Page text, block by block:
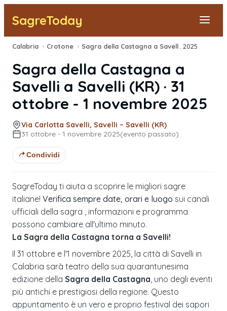
SagreToday
Segnala una sagra
Tutte le Sagre
Vicino a Me
Calabria › Crotone › ›
2025
Sagra della Castagna a
Savelli a Savelli (KR) · 31
ottobre - 1 novembre 2025
Via Carlotta Savelli, Savelli – Savelli (KR)
31 ottobre - 1 novembre 2025(evento passato)
Condividi
SagreToday ti aiuta a scoprire le migliori sagre
italiane! Verifica sempre date, orari e luogo sui canali
ufficiali della sagra , informazioni e programma
possono cambiare all'ultimo minuto.
La Sagra della Castagna torna a Savelli!
Il 31 ottobre e l'1 novembre 2025, la città di Savelli in
Calabria sarà teatro della sua quarantunesima
edizione della Sagra della Castagna , uno degli eventi
più antichi e prestigiosi della regione. Questo
appuntamento è un vero e proprio festival dei sapori